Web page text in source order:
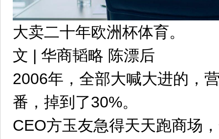
大卖二十年欧洲杯体育。
文 | 华商韬略 陈漂后
2006年，全部大喊大进的，
番，掉到了30%。
CEO方玉友急得天天跑商场